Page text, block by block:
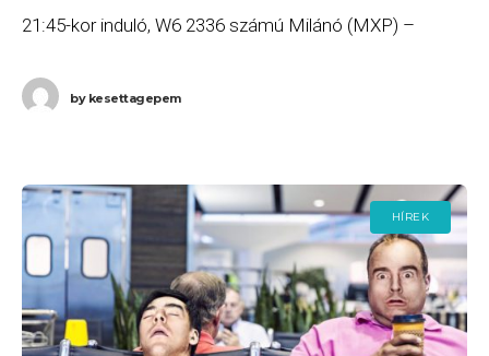
21:45-kor induló, W6 2336 számú Milánó (MXP) –
bykesettagepem
HÍREK